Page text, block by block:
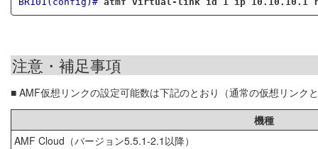
注意・補足事項
■ AMF仮想リンクの設定可能数は下記のとおり（通常の仮想リンク
機種
AMF Cloud（バージョン5.5.1-2.1以降）